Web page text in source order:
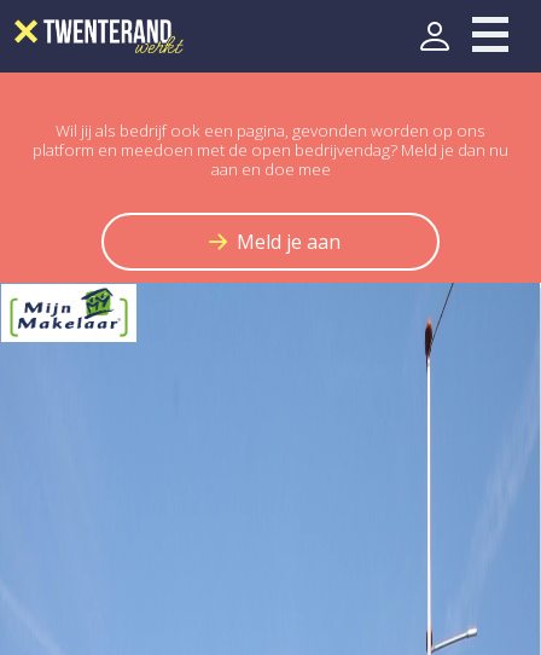
Wil jij als bedrijf ook een pagina, gevonden worden op ons
platform en meedoen met de open bedrijvendag? Meld je dan nu
aan en doe mee
Meld je aan